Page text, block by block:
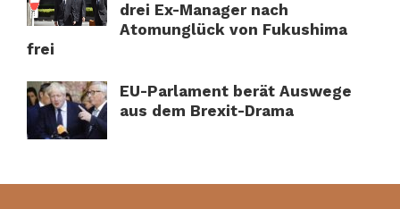
drei Ex-Manager nach
Atomunglück von Fukushima
frei
EU-Parlament berät Auswege
aus dem Brexit-Drama